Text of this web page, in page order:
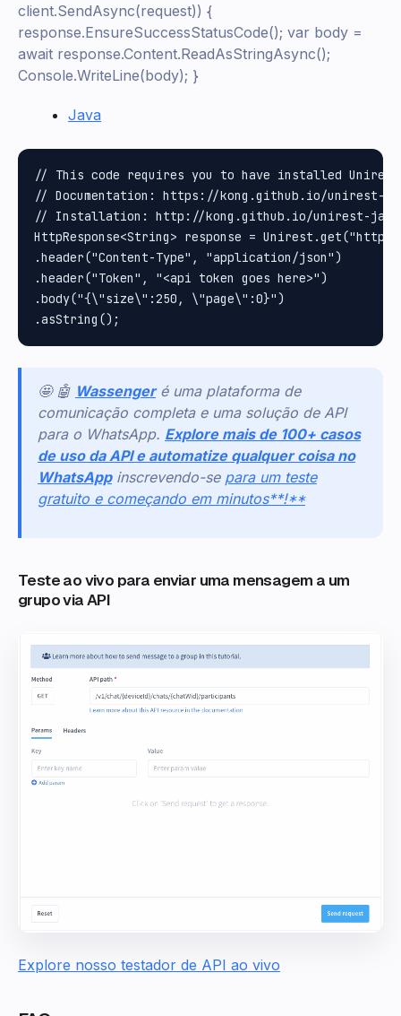
client.SendAsync(request)) {
response.EnsureSuccessStatusCode(); var body =
await response.Content.ReadAsStringAsync();
Console.WriteLine(body); }
Java
// This code requires you to have installed Unirest
// Documentation: https://kong.github.io/unirest-
// Installation: http://kong.github.io/unirest-
HttpResponse<String> response =
.header("Content-Type", "application/json")
.header("Token", "<api token goes here>")
.body("{\"size\":250, \"page\":0}")
🤩 🤖 Wassengeré uma plataforma de
comunicação completa e uma solução de API
para o WhatsApp. Explore mais de 100+ casos
de uso da API e automatize qualquer coisa no
WhatsAppinscrevendo-se para um teste
gratuito e começando em minutos**!**
Teste ao vivo para enviar uma mensagem a um
grupo via API
Explore nosso testador de API ao vivo